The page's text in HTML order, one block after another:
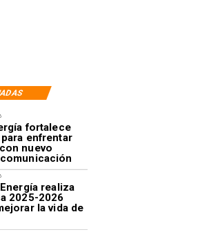
fortalece
enfrentar
nuevo
realiza
2025-2026
la vida de